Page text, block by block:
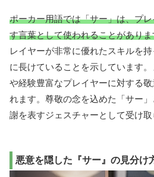
ポーカー用語では「サー」は、プ
す言葉として使われることがあり
レイヤーが非常に優れたスキルを
に長けていることを示しています
や経験豊富なプレイヤーに対する
れます。尊敬の念を込めた「サー
謝を表すジェスチャーとして受け取
悪意を隠した『サー』の見分け